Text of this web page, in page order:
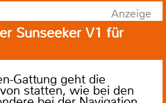
Anzeige
Sunseeker V1 für
Gattung geht die
statten, wie bei den